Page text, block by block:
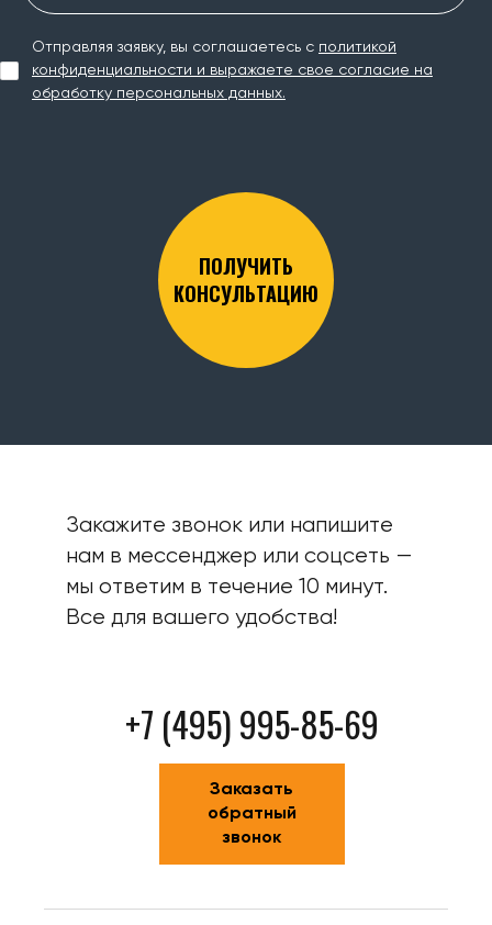
Отправляя заявку, вы соглашаетесь с политикой
конфиденциальности и выражаете свое согласие на
обработку персональных данных.
ПОЛУЧИТЬ
КОНСУЛЬТАЦИЮ
Закажите звонок или напишите
нам в мессенджер или соцсеть —
мы ответим в течение 10 минут.
Все для вашего удобства!
+7 (495) 995-85-69
Заказать
обратный
звонок